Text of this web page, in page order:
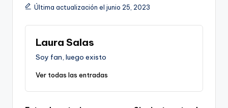
Última actualización el junio 25, 2023
Laura Salas
Soy fan, luego existo
Ver todas las entradas